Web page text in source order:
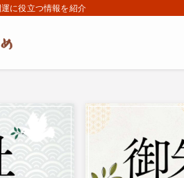
に役立つ情報を紹介